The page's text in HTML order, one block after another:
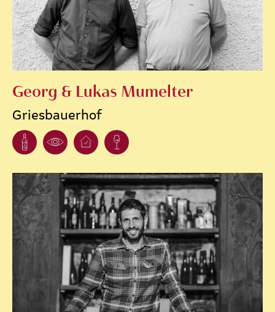
Georg & Lukas Mumelter
Griesbauerhof